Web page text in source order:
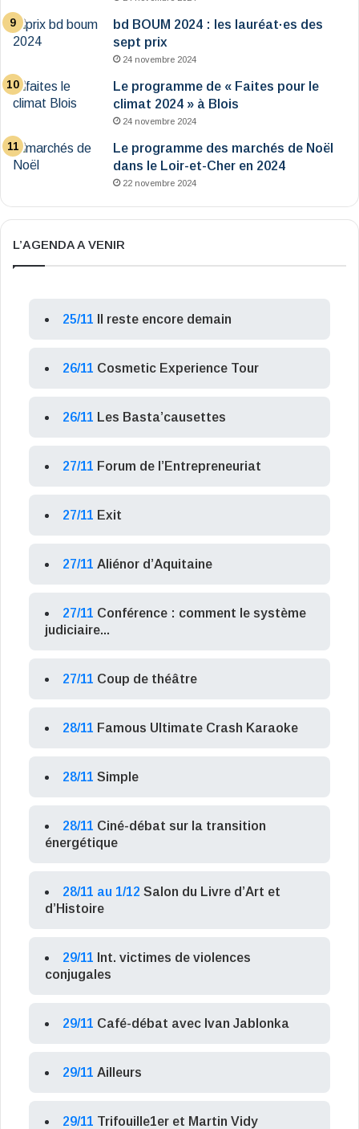
bd BOUM 2024 : les lauréat·es des
sept prix
24 novembre 2024
Le programme de « Faites pour le
climat 2024 » à Blois
24 novembre 2024
Le programme des marchés de Noël
dans le Loir-et-Cher en 2024
22 novembre 2024
L’AGENDA A VENIR
25/11 Il reste encore demain
26/11 Cosmetic Experience Tour
26/11 Les Basta’causettes
27/11 Forum de l’Entrepreneuriat
27/11 Exit
27/11 Aliénor d’Aquitaine
27/11 Conférence : comment le système
judiciaire...
27/11 Coup de théâtre
28/11 Famous Ultimate Crash Karaoke
28/11 Simple
28/11 Ciné-débat sur la transition
énergétique
28/11 au 1/12 Salon du Livre d’Art et
d’Histoire
29/11 Int. victimes de violences
conjugales
29/11 Café-débat avec Ivan Jablonka
29/11 Ailleurs
29/11 Trifouille1er et Martin Vidy